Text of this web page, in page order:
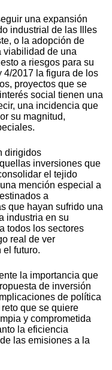
una expansión
industrial de las Illes
o la adopción de
viabilidad de una
a riesgos para su
4/2017 la figura de los
proyectos que se
social tienen una
una incidencia que
su magnitud,
dirigidos
inversiones que
el tejido
mención especial a
a
que hayan sufrido una
industria en su
todos los sectores
real de ver
el futuro.
la importancia que
de inversión
de política
que se quiere
y comprometida
la eficiencia
las emisiones a la